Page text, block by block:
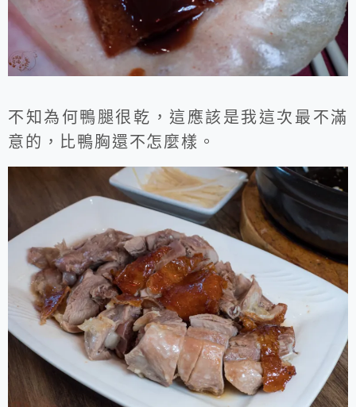
不知為何鴨腿很乾，這應該是我這次最不滿
意的，比鴨胸還不怎麼樣。